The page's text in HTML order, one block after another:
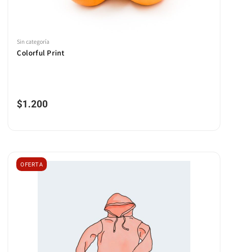
Sin categoría
Colorful Print
$1.200
OFERTA